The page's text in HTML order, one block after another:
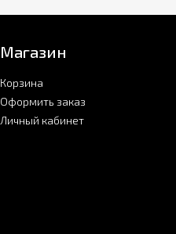
Магазин
Корзина
Оформить заказ
Личный кабинет